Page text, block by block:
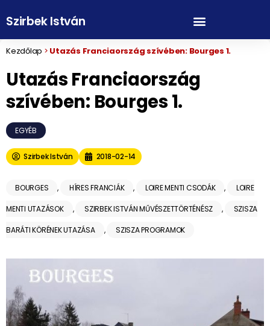
Szirbek István
Kezdőlap > Utazás Franciaország szívében: Bourges 1.
Utazás Franciaország
szívében: Bourges 1.
EGYÉB
Szirbek István 2018-02-14
BOURGES , HÍRES FRANCIÁK , LOIRE MENTI CSODÁK , LOIRE
MENTI UTAZÁSOK , SZIRBEK ISTVÁN MŰVÉSZETTÖRTÉNÉSZ , SZISZA
BARÁTI KÖRÉNEK UTAZÁSA , SZISZA PROGRAMOK